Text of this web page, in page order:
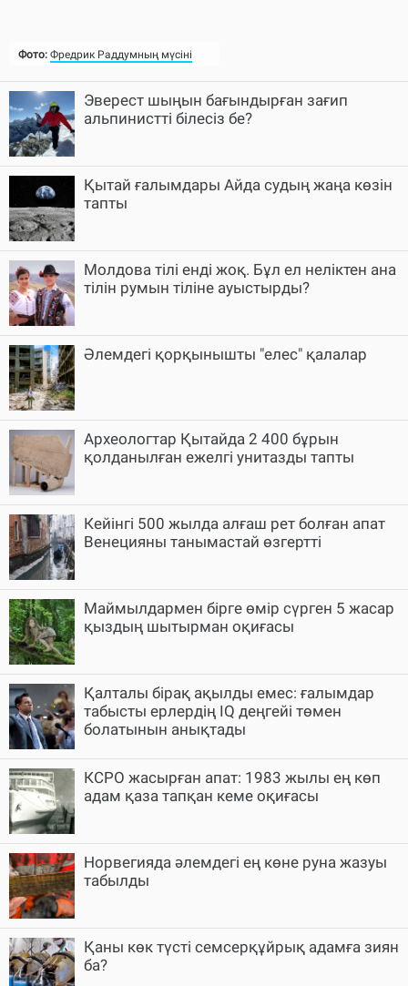
Фото: Фредрик Раддумның мүсіні
Эверест шыңын бағындырған зағип
альпинистті білесіз бе?
Қытай ғалымдары Айда судың жаңа көзін
тапты
Молдова тілі енді жоқ. Бұл ел неліктен ана
тілін румын тіліне ауыстырды?
Әлемдегі қорқынышты "елес" қалалар
Археологтар Қытайда 2 400 бұрын
қолданылған ежелгі унитазды тапты
Кейінгі 500 жылда алғаш рет болған апат
Венецияны танымастай өзгертті
Маймылдармен бірге өмір сүрген 5 жасар
қыздың шытырман оқиғасы
Қалталы бірақ ақылды емес: ғалымдар
табысты ерлердің IQ деңгейі төмен
болатынын анықтады
КСРО жасырған апат: 1983 жылы ең көп
адам қаза тапқан кеме оқиғасы
Норвегияда әлемдегі ең көне руна жазуы
табылды
Қаны көк түсті семсерқұйрық адамға зиян
ба?